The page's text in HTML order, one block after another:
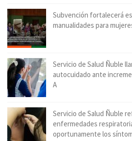
Subvención fortalecerá
manualidades para
Servicio de Salud Ñuble
autocuidado ante
A
Servicio de Salud Ñuble
enfermedades
oportunamente los